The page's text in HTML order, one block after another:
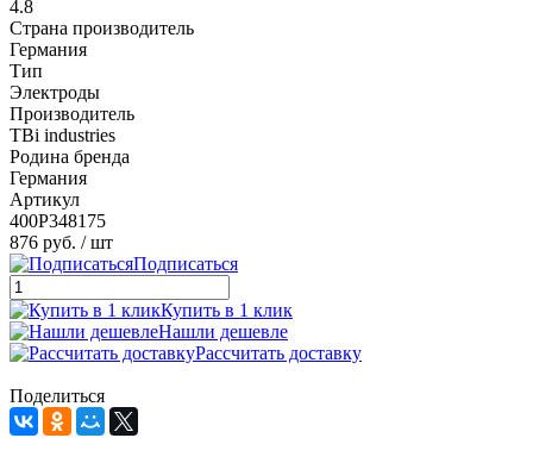
4.8
Страна производитель
Германия
Тип
Электроды
Производитель
TBi industries
Родина бренда
Германия
Артикул
400P348175
876 руб. / шт
Подписаться
Купить в 1 клик
Нашли дешевле
Рассчитать доставку
Поделиться